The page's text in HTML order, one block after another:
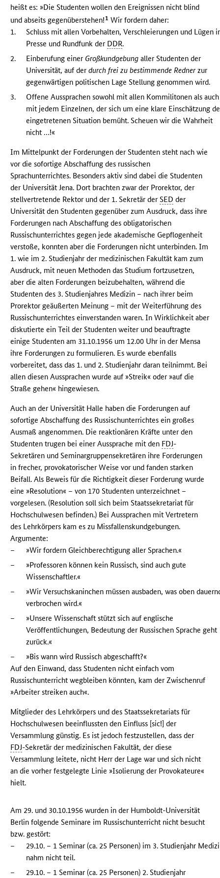
heißt es: »Die Studenten wollen den Ereignissen nicht blind
und abseits gegenüberstehen!1 Wir fordern daher:
1.
Schluss mit allen Vorbehalten, Verschleierungen und Lügen
Presse und Rundfunk der DDR.
2.
Einberufung einer Großkundgebung aller Studenten der
Universität, auf derdurch frei zu bestimmende Rednerzur
gegenwärtigen politischen Lage Stellung genommen wird.
3.
Offene Aussprachen sowohl mit allen Kommilitonen als auch
mit jedem Einzelnen, der sich um eine klare Einschätzung
eingetretenen Situation bemüht. Scheuen wir die Wahrheit
nicht …!«
Im Mittelpunkt der Forderungen der Studenten steht nach wie
vor die sofortige Abschaffung des russischen
Sprachunterrichtes. Besonders aktiv sind dabei die Studenten
der Universität Jena. Dort brachten zwar der Prorektor, der
stellvertretende Rektor und der 1. Sekretär derSED der
Universität den Studenten gegenüber zum Ausdruck, dass ihre
Forderungen nach Abschaffung des obligatorischen
Russischunterrichtes gegen jede akademische Gepflogenheit
verstoße, konnten aber die Forderungen nicht unterbinden. Im
1. wie im 2. Studienjahr der medizinischen Fakultät kam zum
Ausdruck, mit neuen Methoden das Studium fortzusetzen,
aber die alten Forderungen beizubehalten, während die
Studenten des 3. Studienjahres Medizin – nach ihrer beim
Prorektor geäußerten Meinung – mit der Weiterführung des
Russischunterrichtes einverstanden waren. In Wirklichkeit aber
diskutierte ein Teil der Studenten weiter und beauftragte
einige Studenten am 31.10.1956 um 12.00 Uhr in der Mensa
ihre Forderungen zu formulieren. Es wurde ebenfalls
vorbereitet, dass das 1. und 2. Studienjahr daran teilnimmt. Bei
allen diesen Aussprachen wurde auf »Streik« oder »auf die
Straße gehen« hingewiesen.
Auch an der Universität Halle haben die Forderungen auf
sofortige Abschaffung des Russischunterrichtes ein großes
Ausmaß angenommen. Die reaktionären Kräfte unter den
Studenten trugen bei einer Aussprache mit den FDJ-
Sekretären und Seminargruppensekretären ihre Forderungen
in frecher, provokatorischer Weise vor und fanden starken
Beifall. Als Beweis für die Richtigkeit dieser Forderung wurde
eine »Resolution« – von 170 Studenten unterzeichnet –
vorgelesen. (Resolution soll sich beim Staatssekretariat für
Hochschulwesen befinden.) Bei Aussprachen mit Vertretern
des Lehrkörpers kam es zu Missfallenskundgebungen.
Argumente:
–
»Wir fordern Gleichberechtigung aller Sprachen.«
–
»Professoren können kein Russisch, sind auch gute
Wissenschaftler.«
–
»Wir Versuchskaninchen müssen ausbaden, was oben
verbrochen wird.«
–
»Unsere Wissenschaft stützt sich auf englische
Veröffentlichungen, Bedeutung der Russischen Sprache geht
zurück.«
–
»Bis wann wird Russisch abgeschafft?«
Auf den Einwand, dass Studenten nicht einfach vom
Russischunterricht wegbleiben könnten, kam der Zwischenruf
»Arbeiter streiken auch«.
Mitglieder des Lehrkörpers und des Staatssekretariats für
Hochschulwesen beeinflussten den Einfluss [sic!] der
Versammlung günstig. Es ist jedoch festzustellen, dass der
FDJ-Sekretär der medizinischen Fakultät, der diese
Versammlung leitete, nicht Herr der Lage war und sich nicht
an die vorher festgelegte Linie »Isolierung der Provokateure«
hielt.
Am 29. und 30.10.1956 wurden in der Humboldt-Universität
Berlin folgende Seminare im Russischunterricht nicht besucht
bzw. gestört:
–
29.10. – 1 Seminar (ca. 25 Personen) im 3. Studienjahr
nahm nicht teil.
–
29.10. – 1 Seminar (ca. 25 Personen) 2. Studienjahr